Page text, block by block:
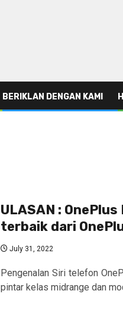
BERIKLAN DENGAN KAMI
ULASAN :
terbaik dari
July 31, 2022
Pengenalan Siri telefon
pintar kelas midrange dan